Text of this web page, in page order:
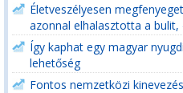
Életveszélyesen
azonnal elhalasztotta a
Így kaphat egy magyar
lehetőség
Fontos nemzetközi